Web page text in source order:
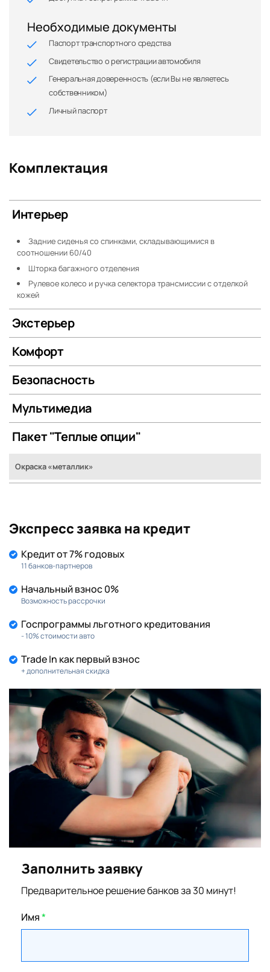
Необходимые документы
Паспорт транспортного средства
Свидетельство о регистрации автомобиля
Генеральная доверенность (если Вы не являетесь
собственником)
Личный паспорт
Комплектация
Интерьер
Задние сиденья со спинками, складывающимися в
соотношении 60/40
Шторка багажного отделения
Рулевое колесо и ручка селектора трансмиссии с отделкой
кожей
Экстерьер
Комфорт
Безопасность
Мультимедиа
Пакет "Теплые опции"
Окраска «металлик»
Экспресс заявка на кредит
Кредит от 7% годовых
11 банков-партнеров
Начальный взнос 0%
Возможность рассрочки
Госпрограммы льготного кредитования
- 10% стоимости авто
Trade In как первый взнос
+ дополнительная скидка
Заполнить заявку
Предварительное решение банков за 30 минут!
Имя*